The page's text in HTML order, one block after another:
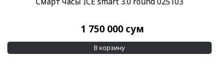
1 750 000 сум
В корзину